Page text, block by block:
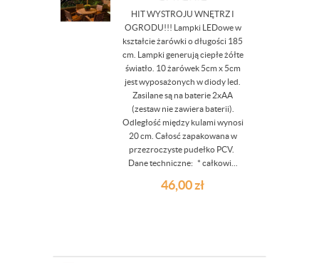
HIT WYSTROJU WNĘTRZ I
OGRODU!!! Lampki LEDowe w
kształcie żarówki o długości 185
cm. Lampki generują ciepłe żółte
światło. 10 żarówek 5cm x 5cm
jest wyposażonych w diody led.
Zasilane są na baterie 2xAA
(zestaw nie zawiera baterii).
Odległość między kulami wynosi
20 cm. Całosć zapakowana w
przezroczyste pudełko PCV.
Dane techniczne: * całkowi...
46,00zł